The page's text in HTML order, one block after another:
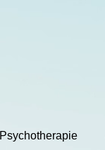
Psychotherapie